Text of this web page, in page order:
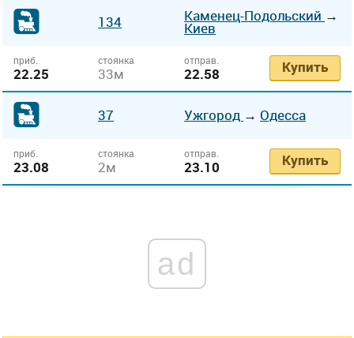
134 Каменец-Подольский →
Киев
приб.
22.25
стоянка
33м
отправ.
22.58 Купить
37 Ужгород → Одесса
приб.
23.08
стоянка
2м
отправ.
23.10 Купить
ad